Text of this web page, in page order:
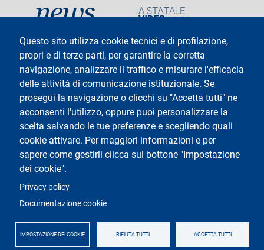
Questo sito utilizza cookie tecnici e di profilazione,
propri e di terze parti, per garantire la corretta
navigazione, analizzare il traffico e misurare l'efficacia
delle attività di comunicazione istituzionale. Se
prosegui la navigazione o clicchi su "Accetta tutti" ne
acconsenti l'utilizzo, oppure puoi personalizzare la
scelta salvando le tue preferenze e scegliendo quali
cookie attivare. Per maggiori informazioni e per
sapere come gestirli clicca sul bottone "Impostazione
dei cookie".
Privacy policy
Documentazione cookie
IMPOSTAZIONE DEI COOKIE RIFIUTA TUTTI ACCETTA TUTTI
Testo
Università degli Studi di Milano
Via Festa del Perdono 7 - 20122 Milano
Tel: +39 02 5032 5032
InformaStudenti
Posta Elettronica Certificata
C.F. 80012650158 - P.I. 03064870151
Codice LEI
social
Logo